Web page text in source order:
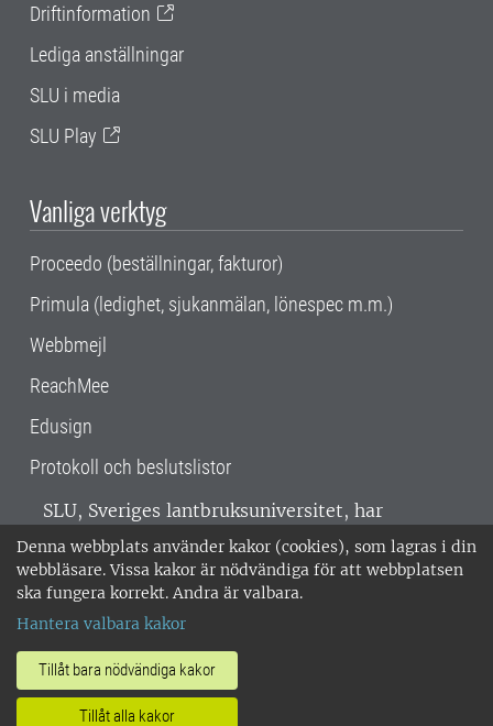
Denna webbplats använder kakor (cookies), som lagras i din
webbläsare. Vissa kakor är nödvändiga för att webbplatsen
ska fungera korrekt. Andra är valbara.
Hantera valbara kakor
Tillåt bara nödvändiga kakor
Tillåt alla kakor
Driftinformation
Lediga anställningar
SLU i media
SLU Play
Vanliga verktyg
Proceedo (beställningar, fakturor)
Primula (ledighet, sjukanmälan, lönespec m.m.)
Webbmejl
ReachMee
Edusign
Protokoll och beslutslistor
SLU, Sveriges lantbruksuniversitet, har
verksamhet över hela Sverige. Huvudorter är
Alnarp, Uppsala och Umeå.SLU är
miljöcertifierat enligt ISO 14001. •
018-67 10 00 • Org nr: 202100-2817 •
Om SLU:s webbplatser
•Hantera kakor•Behandling av
personuppgifter